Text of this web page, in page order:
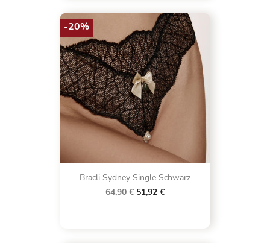
Bracli Sydney Single Schwarz
64,90 € 51,92 €
-20%